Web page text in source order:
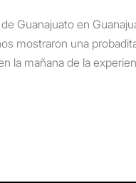
Guanajuato en
mostraron una
la mañana de la